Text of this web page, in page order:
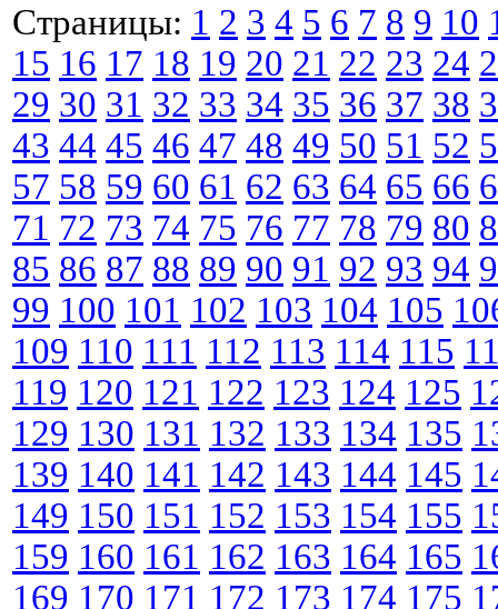
Страницы: 1 2 3 4 5 6 7 8 9 10
15 16 17 18 19 20 21 22 23 24
29 30 31 32 33 34 35 36 37 38
43 44 45 46 47 48 49 50 51 52
57 58 59 60 61 62 63 64 65 66
71 72 73 74 75 76 77 78 79 80
85 86 87 88 89 90 91 92 93 94
99 100 101 102 103 104 105
109 110 111 112 113 114 115
119 120 121 122 123 124 125
129 130 131 132 133 134 135
139 140 141 142 143 144 145
149 150 151 152 153 154 155
159 160 161 162 163 164 165
169 170 171 172 173 174 175